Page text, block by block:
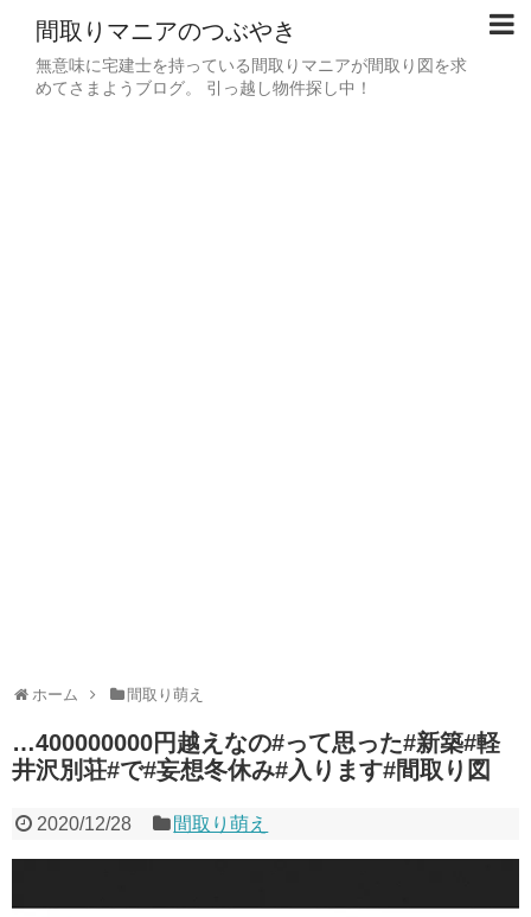
間取りマニアのつぶやき
無意味に宅建士を持っている間取りマニアが間取り図を求
めてさまようブログ。 引っ越し物件探し中！
ホーム 間取り萌え
…400000000円越えなの︎#って思った#新築#軽
井沢別荘#で#妄想冬休み#入ります#間取り図
2020/12/28 間取り萌え